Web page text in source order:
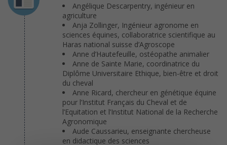
Angélique Descarpentry, ingénieur en
agriculture
Anja Zollinger, Ingénieur agronome en
sciences équines, collaboratrice scientifique au
Haras national suisse d’Agroscope
Anne d’Hautefeuille, ostéopathe animalier
Anne de Sainte Marie, coordinatrice du
Diplôme Universitaire Ethique, bien-être et droit
du cheval
Anne Ricard, chercheur en génétique équine
pour l’Institut Français du Cheval et de
l’Equitation et l’Institut National de la Recherche
Agronomique
Aude Caussarieu, enseignante chercheuse
en didactique des sciences